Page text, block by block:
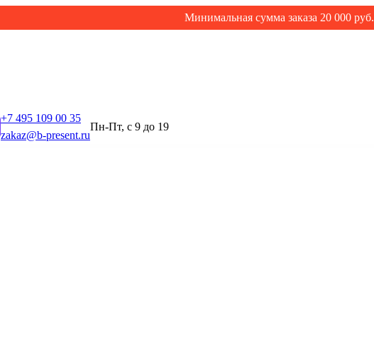
Минимальная сумма заказа 20 000 руб.
+7 495 109 00 35
zakaz@b-present.ru
Пн-Пт, с 9 до 19